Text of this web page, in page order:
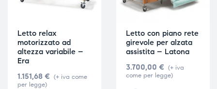
Letto relax
motorizzato ad
altezza variabile –
Era
1.151,68 € (+ iva come
per legge)
Letto con piano rete
girevole per alzata
assistita – Latona
3.700,00 € (+ iva
come per legge)